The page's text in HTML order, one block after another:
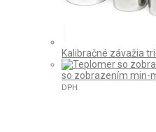
Kalibračné závažia
so zobrazením min-
DPH